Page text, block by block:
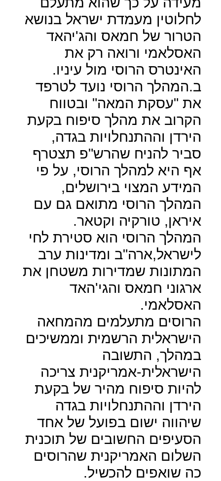
לחלוטין מעמדת ישראל בנושא
הטרור של חמאס והג'יהאד
האסלאמי ורואה רק את
האינטרס הרוסי מול עיניו.
ב.המהלך הרוסי נועד לטרפד
את "עסקת המאה" ובטווח
הקרוב את מהלך סיפוח בקעת
הירדן וההתנחלויות בגדה,
סביר להניח שהרש"פ תצטרף
אף היא למהלך הרוסי, על פי
המידע המצוי בירושלים,
המהלך הרוסי מתואם גם עם
איראן, טורקיה וקטאר.
המהלך הרוסי הוא סטירת לחי
לישראל,ארה"ב ומדינות ערב
המתונות שמדירות משטחן את
ארגוני חמאס והגי'האד
האסלאמי.
הרוסים מתעלמים מהמחאה
הישראלית הרשמית וממשיכים
במהלך, התשובה
הישראלית-אמריקנית צריכה
להיות סיפוח מהיר של בקעת
הירדן וההתנחלויות בגדה
שיהווה ישום בפועל של אחד
הסעיפים החשובים של תוכנית
השלום האמריקנית שהרוסים
כה שואפים להכשיל.